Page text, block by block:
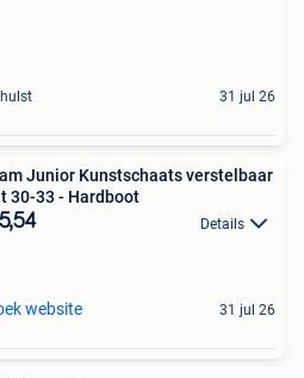
31 jul 26
Junior Kunstschaats verstelbaar
30-33 - Hardboot
Details
website 31 jul 26